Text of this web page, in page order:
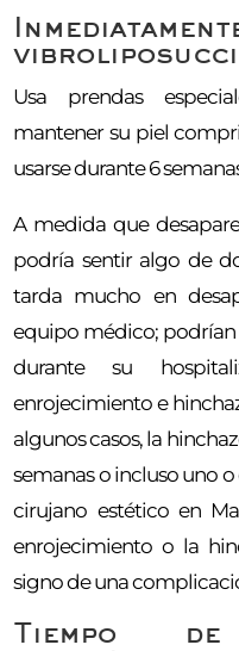
Usa prendas
mantener su piel
usarse durante 6
A medida que
podría sentir algo de
tarda mucho en
equipo médico; podrían
durante su
enrojecimiento e
algunos casos, la
semanas o incluso uno o
cirujano estético en
enrojecimiento o la
signo de una
Tiempo de